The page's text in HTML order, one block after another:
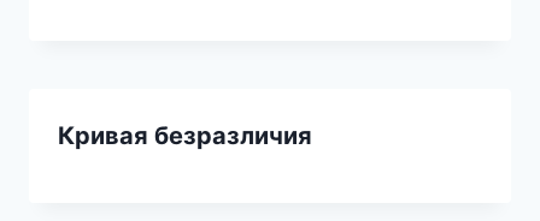
Кривая безразличия